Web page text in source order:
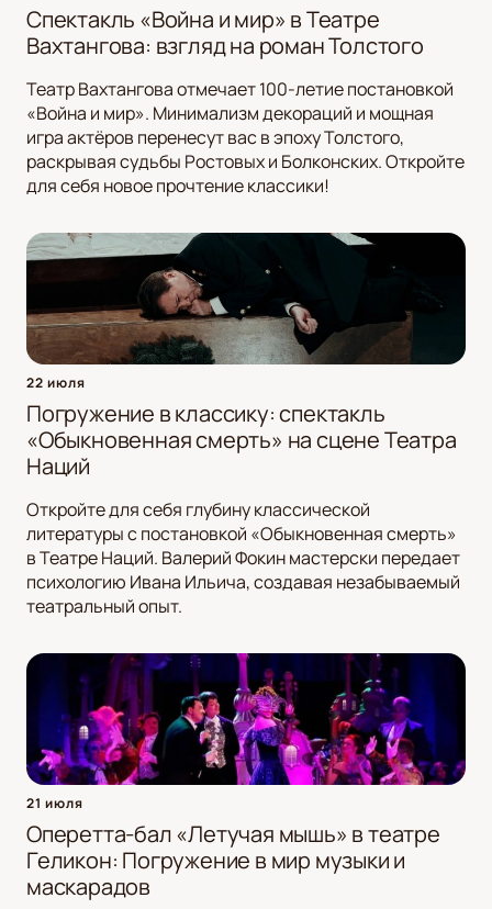
Спектакль «Война и мир» в Театре
Вахтангова: взгляд на роман Толстого
Театр Вахтангова отмечает 100-летие постановкой
«Война и мир». Минимализм декораций и мощная
игра актёров перенесут вас в эпоху Толстого,
раскрывая судьбы Ростовых и Болконских. Откройте
для себя новое прочтение классики!
22 июля
Погружение в классику: спектакль
«Обыкновенная смерть» на сцене Театра
Наций
Откройте для себя глубину классической
литературы с постановкой «Обыкновенная смерть»
в Театре Наций. Валерий Фокин мастерски передает
психологию Ивана Ильича, создавая незабываемый
театральный опыт.
21 июля
Оперетта-бал «Летучая мышь» в театре
Геликон: Погружение в мир музыки и
маскарадов